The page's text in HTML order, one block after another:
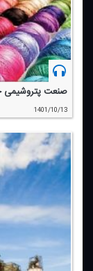
صنعت پتروشیمی
1401/10/13